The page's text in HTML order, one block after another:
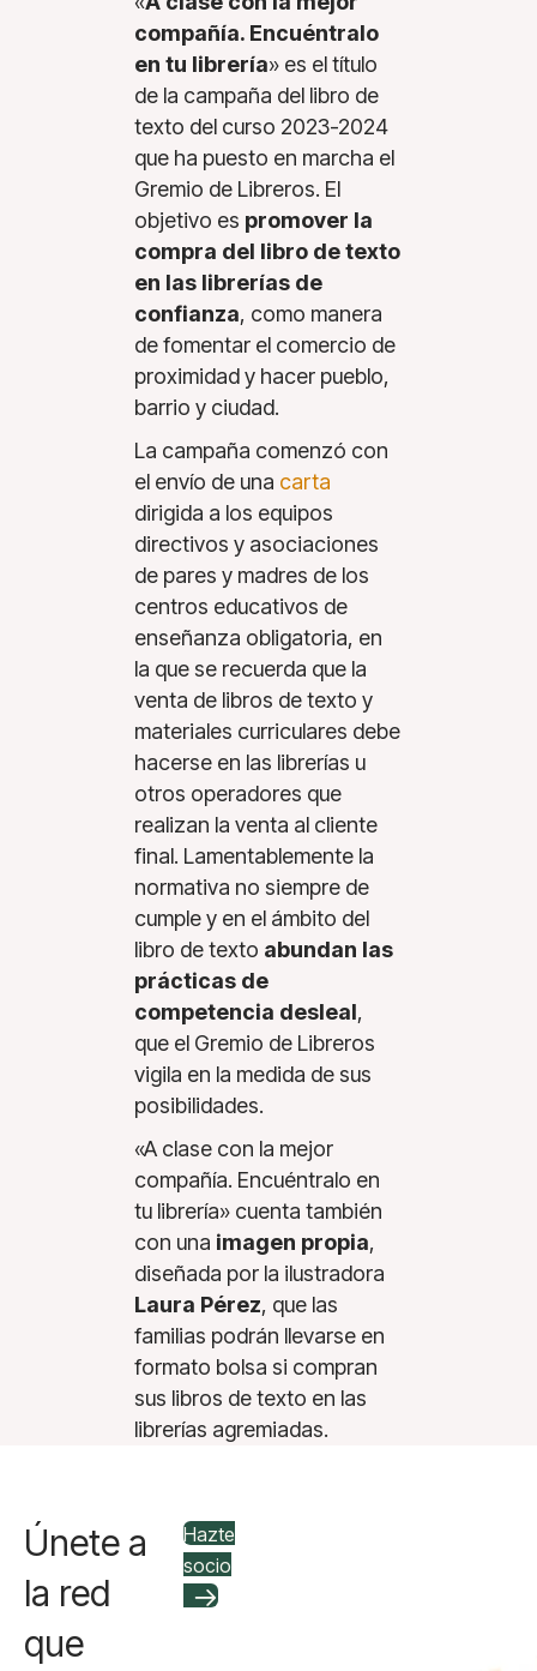
compañía. Encuéntralo
en tu librería» es el título
de la campaña del libro de
texto del curso 2023-2024
que ha puesto en marcha el
Gremio de Libreros. El
objetivo es promover la
compra del libro de texto
en las librerías de
confianza, como manera
de fomentar el comercio de
proximidad y hacer pueblo,
barrio y ciudad.
La campaña comenzó con
el envío de una carta
dirigida a los equipos
directivos y asociaciones
de pares y madres de los
centros educativos de
enseñanza obligatoria, en
la que se recuerda que la
venta de libros de texto y
materiales curriculares debe
hacerse en las librerías u
otros operadores que
realizan la venta al cliente
final. Lamentablemente la
normativa no siempre de
cumple y en el ámbito del
libro de texto abundan las
prácticas de
competencia desleal,
que el Gremio de Libreros
vigila en la medida de sus
posibilidades.
«A clase con la mejor
compañía. Encuéntralo en
tu librería» cuenta también
con una imagen propia,
diseñada por la ilustradora
Laura Pérez, que las
familias podrán llevarse en
formato bolsa si compran
sus libros de texto en las
librerías agremiadas.
Únete a
la red
que
Hazte
socio